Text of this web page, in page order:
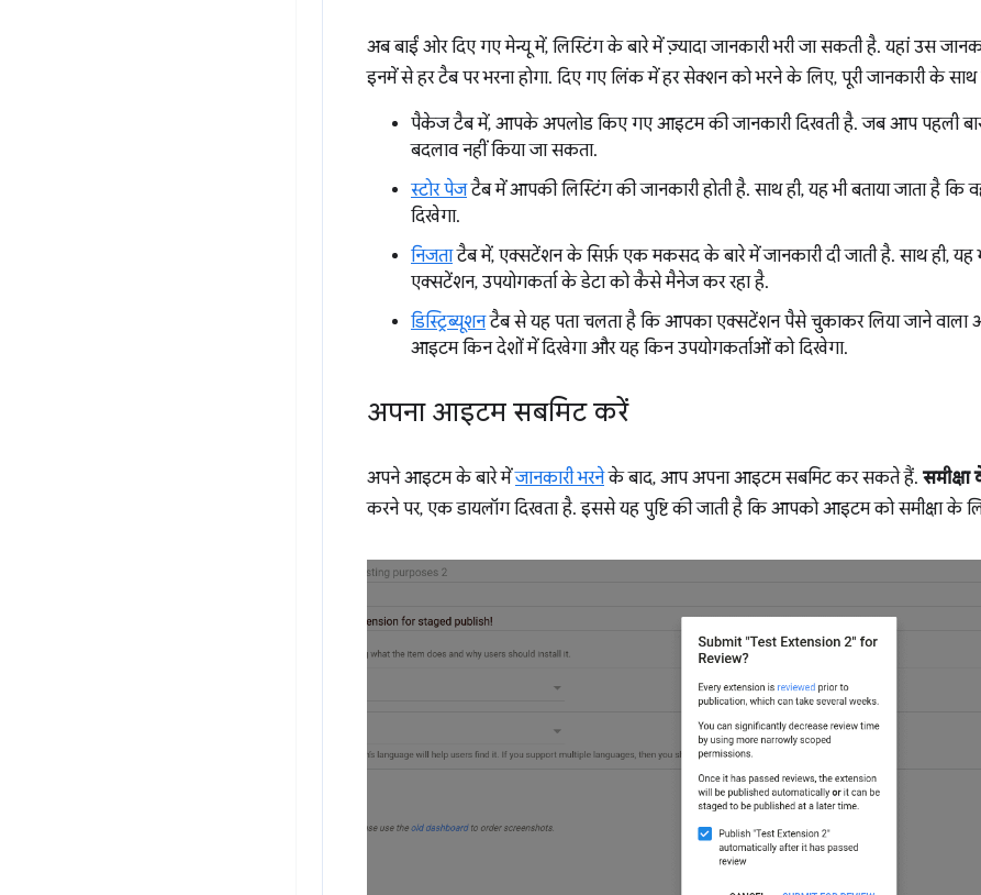
अब बाईं ओर दिए गए मेन्यू में, लिस्टिंग के बारे में ज़्यादा जानकारी भरी जा सकती है. यहां उस
इनमें से हर टैब पर भरना होगा. दिए गए लिंक में हर सेक्शन को भरने के लिए, पूरी जानकारी के साथ
पैकेज टैब में, आपके अपलोड किए गए आइटम की जानकारी दिखती है. जब आप पहली
बदलाव नहीं किया जा सकता.
स्टोर पेजटैब में आपकी लिस्टिंग की जानकारी होती है. साथ ही, यह भी बताया जाता है कि
दिखेगा.
निजताटैब में, एक्सटेंशन के सिर्फ़ एक मकसद के बारे में जानकारी दी जाती है. साथ ही, यह
एक्सटेंशन, उपयोगकर्ता के डेटा को कैसे मैनेज कर रहा है.
डिस्ट्रिब्यूशनटैब से यह पता चलता है कि आपका एक्सटेंशन पैसे चुकाकर लिया जाने वाला
आइटम किन देशों में दिखेगा और यह किन उपयोगकर्ताओं को दिखेगा.
अपना आइटम सबमिट करें
अपने आइटम के बारे मेंजानकारी भरनेके बाद, आप अपना आइटम सबमिट कर सकते हैं.
करने पर, एक डायलॉग दिखता है. इससे यह पुष्टि की जाती है कि आपको आइटम को समीक्षा के